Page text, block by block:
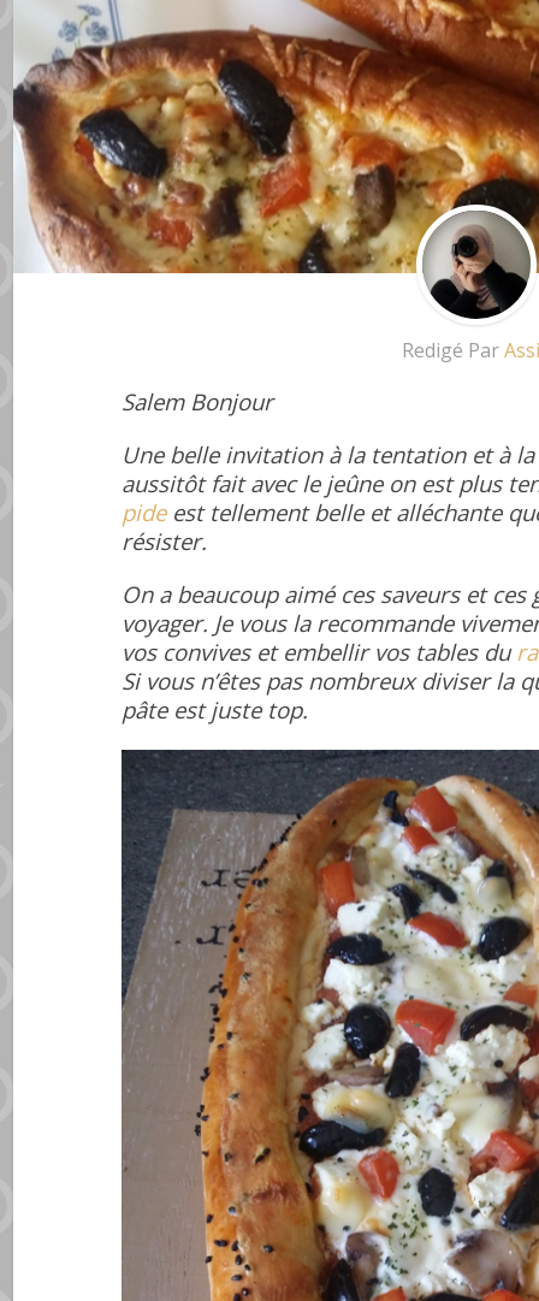
Redigé Par
Salem Bonjour
Une belle invitation à la tentation et à
aussitôt fait avec le jeûne on est plus
pideest tellement belle et alléchante
résister.
On a beaucoup aimé ces saveurs et
voyager. Je vous la recommande
vos convives et embellir vos tables du
Si vous n’êtes pas nombreux diviser la
pâte est juste top.